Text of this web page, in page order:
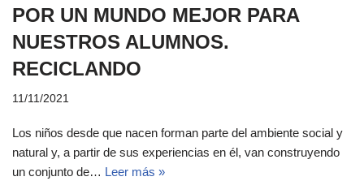
POR UN MUNDO MEJOR PARA
NUESTROS ALUMNOS.
RECICLANDO
11/11/2021
Los niños desde que nacen forman parte del ambiente social y
natural y, a partir de sus experiencias en él, van construyendo
un conjunto de… Leer más »